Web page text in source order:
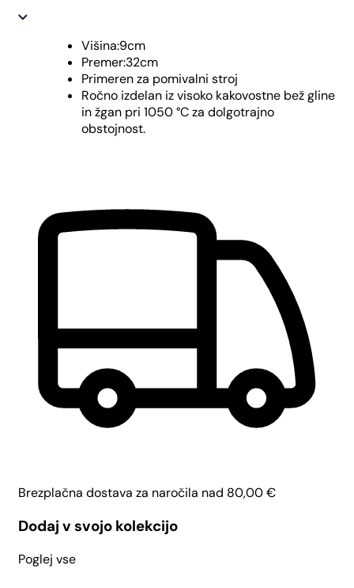
Višina:9cm
Premer:32cm
Primeren za pomivalni stroj
Ročno izdelan iz visoko kakovostne bež gline
in žgan pri 1050 °C za dolgotrajno
obstojnost.
Brezplačna dostava za naročila nad 80,00€
Dodaj v svojo kolekcijo
Poglej vse